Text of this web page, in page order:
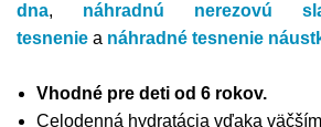
dna, náhradnú nerezovú
tesnenie a náhradné tesnenie
Vhodné pre deti od 6 rokov.
Celodenná hydratácia vďaka